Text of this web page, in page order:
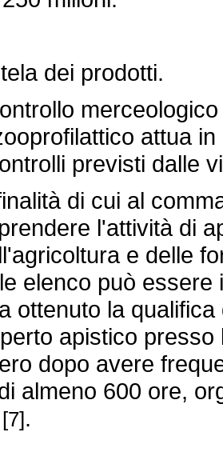
dei prodotti.
merceologico
attua
previsti dalle
di cui al
l'attività di
e delle
elenco può
ottenuto la
apistico
dopo avere
almeno 600 ore,
[7].